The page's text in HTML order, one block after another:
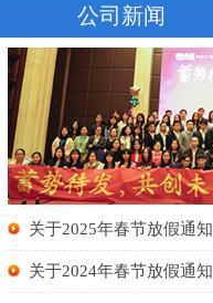
公司新闻
关于2025年春节放假通知
关于2024年春节放假通知